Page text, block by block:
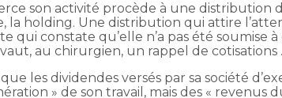
son activité procède à une distribution
la holding. Une distribution qui attire
constate qu’elle n’a pas été soumise à
vaut, au chirurgien, un rappel de cotisations
les dividendes versés par sa société
» de son travail, mais des « revenus